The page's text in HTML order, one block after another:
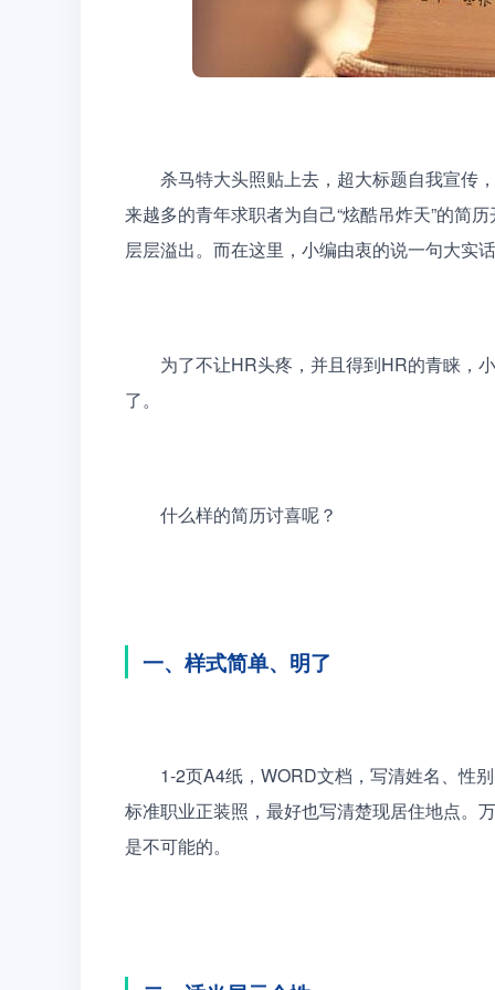
杀马特大头照贴上去，超大标题自我宣传
来越多的青年求职者为自己“炫酷吊炸天”的简
层层溢出。而在这里，小编由衷的说一句大实
为了不让HR头疼，并且得到HR的青睐，小
了。
什么样的简历讨喜呢？
一、样式简单、明了
1-2页A4纸，WORD文档，写清姓名、性别
标准职业正装照，最好也写清楚现居住地点。
是不可能的。